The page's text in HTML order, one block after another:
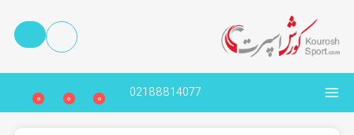
02188814077
0
0
0